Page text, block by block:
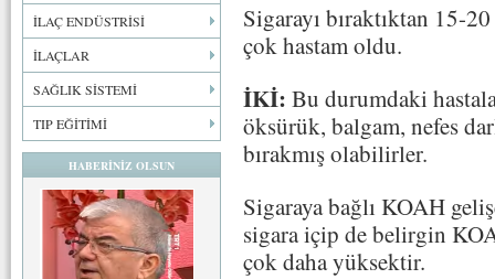
İLAÇ ENDÜSTRİSİ
İLAÇLAR
SAĞLIK SİSTEMİ
TIP EĞİTİMİ
HABERİNİZ OLSUN
Sigarayı bıraktıktan 15-
çok hastam oldu.
İKİ: Bu durumdaki
öksürük, balgam, nefes
bırakmış olabilirler.
Sigaraya bağlı KOAH
sigara içip de belirgin
çok daha yüksektir.